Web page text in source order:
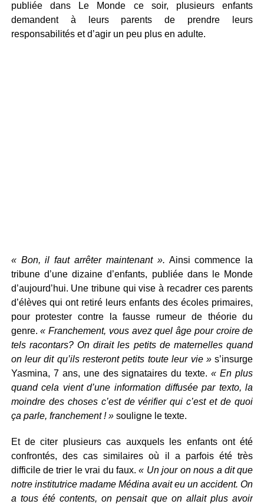
publiée dans Le Monde ce soir, plusieurs enfants
demandent à leurs parents de prendre leurs
responsabilités et d’agir un peu plus en adulte.
« Bon, il faut arrêter maintenant ». Ainsi commence la
tribune d’une dizaine d’enfants, publiée dans le Monde
d’aujourd’hui. Une tribune qui vise à recadrer ces parents
d’élèves qui ont retiré leurs enfants des écoles primaires,
pour protester contre la fausse rumeur de théorie du
genre.« Franchement, vous avez quel âge pour croire de
tels racontars? On dirait les petits de maternelles quand
on leur dit qu’ils resteront petits toute leur vie »s’insurge
Yasmina, 7 ans, une des signataires du texte.« En plus
quand cela vient d’une information diffusée par texto, la
moindre des choses c’est de vérifier qui c’est et de quoi
ça parle, franchement ! »souligne le texte.
Et de citer plusieurs cas auxquels les enfants ont été
confrontés, des cas similaires où il a parfois été très
difficile de trier le vrai du faux.« Un jour on nous a dit que
notre institutrice madame Médina avait eu un accident. On
a tous été contents, on pensait que on allait plus avoir